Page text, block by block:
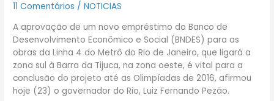
11 Comentários /NOTICIAS
A aprovação de um novo empréstimo do Banco de
Desenvolvimento Econômico e Social (BNDES) para as
obras da Linha 4 do Metrô do Rio de Janeiro, que ligará a
zona sul à Barra da Tijuca, na zona oeste, é vital para a
conclusão do projeto até as Olimpíadas de 2016, afirmou
hoje (23) o governador do Rio, Luiz Fernando Pezão.